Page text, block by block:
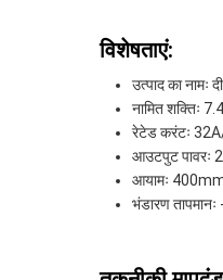
विशेषताएं:
उत्पाद का नामः
नामित शक्तिः
रेटेड करंटः
आउटपुट पावरः
आयामः
भंडारण